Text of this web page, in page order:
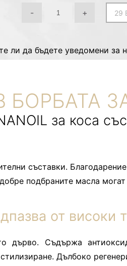
- +
ли да бъдете уведомени за
за коса
съставки.
подбраните масла
от високи
дърво. Съдържа
Дълбоко